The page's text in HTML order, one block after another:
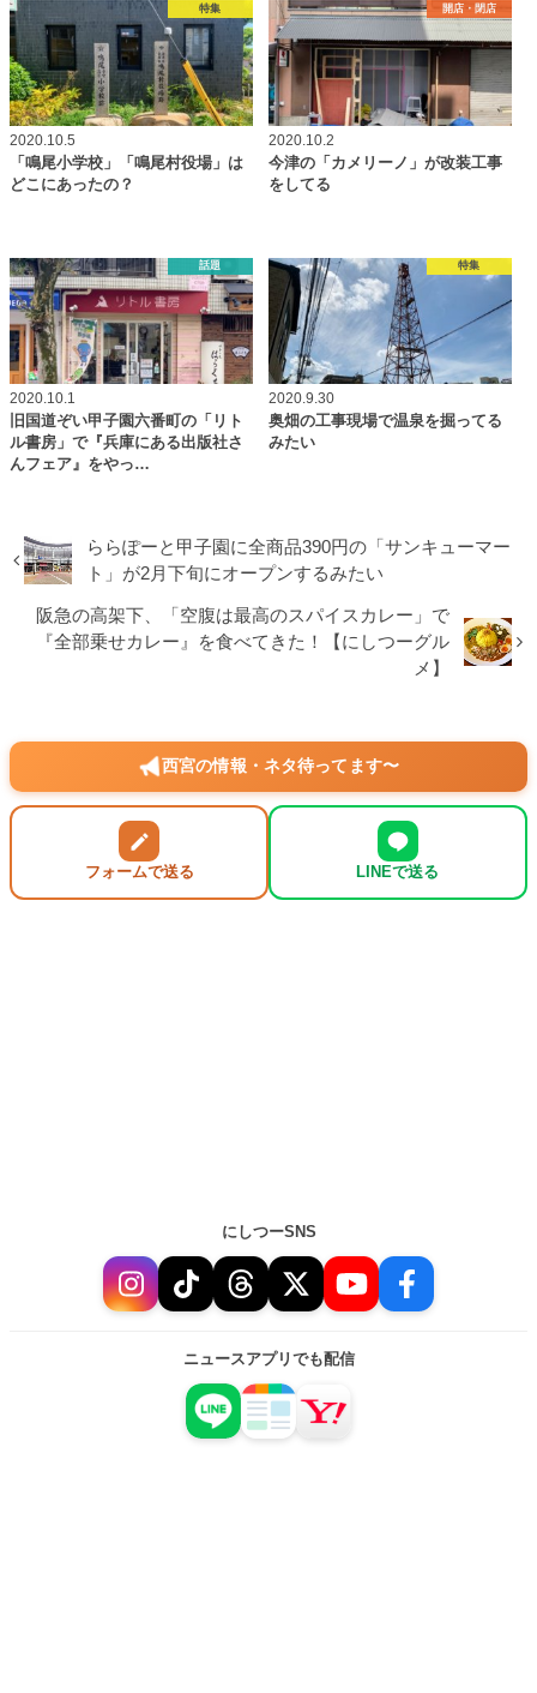
特集
2020.10.5
「鳴尾小学校」「鳴尾村役場」は
どこにあったの？
開店・閉店
2020.10.2
今津の「カメリーノ」が改装工事
をしてる
話題
2020.10.1
旧国道ぞい甲子園六番町の「リト
ル書房」で『兵庫にある出版社さ
んフェア』をやっ…
特集
2020.9.30
奥畑の工事現場で温泉を掘ってる
みたい
ららぽーと甲子園に全商品390円の「サンキューマー
ト」が2月下旬にオープンするみたい
阪急の高架下、「空腹は最高のスパイスカレー」で
『全部乗せカレー』を食べてきた！【にしつーグル
メ】
西宮の情報・ネタ待ってます〜
フォームで送る LINEで送る
にしつーSNS
ニュースアプリでも配信